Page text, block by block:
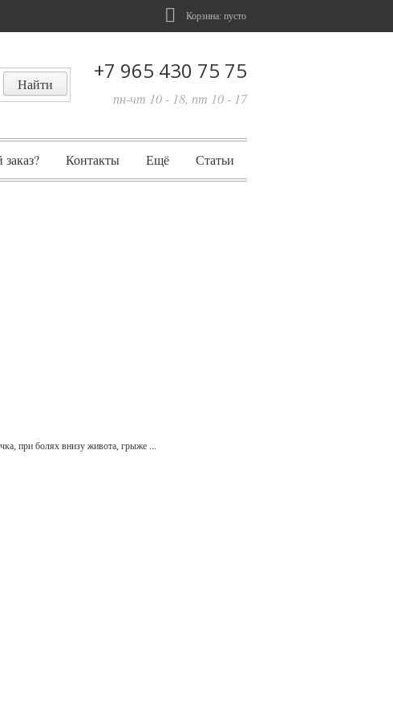
Корзина: пусто
+7 965 430 75 75
пн-чт 10 - 18, пт 10 - 17
Контакты Ещё Статьи
при болях внизу живота, грыже ...